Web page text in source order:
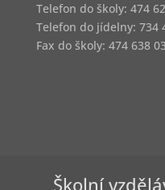
Telefon do školy: 474
Telefon do jídelny: 734
Fax do školy: 474 638
Školní